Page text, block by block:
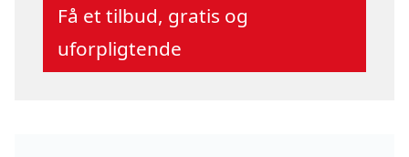
Få et tilbud, gratis og
uforpligtende